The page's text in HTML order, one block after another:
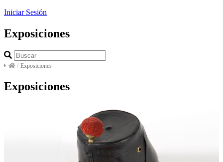
Iniciar Sesión
Exposiciones
/ Exposiciones
Exposiciones